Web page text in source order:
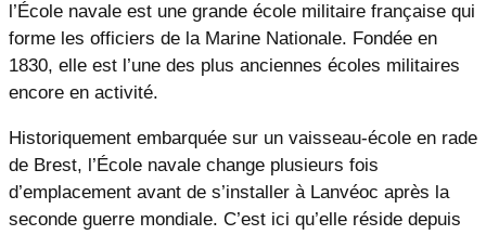
l’École navale est une grande école militaire française qui
forme les officiers de la Marine Nationale. Fondée en
1830, elle est l’une des plus anciennes écoles militaires
encore en activité.
Historiquement embarquée sur un vaisseau-école en rade
de Brest, l’École navale change plusieurs fois
d’emplacement avant de s’installer à Lanvéoc après la
seconde guerre mondiale. C’est ici qu’elle réside depuis